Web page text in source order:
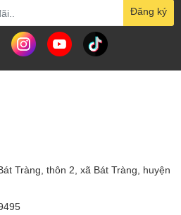
Đăng ký
Tràng, thôn 2, xã Bát Tràng, huyện